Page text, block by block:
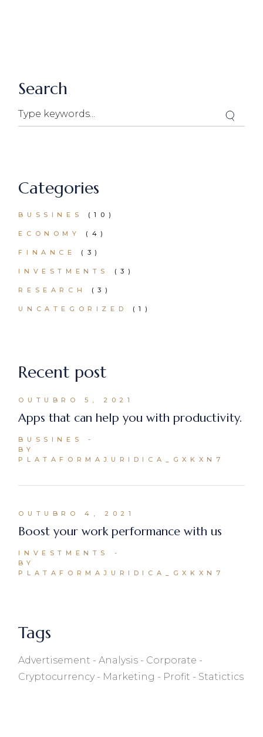
Search
Categories
BUSSINES (10)
ECONOMY (4)
FINANCE (3)
INVESTMENTS (3)
RESEARCH (3)
UNCATEGORIZED (1)
Recent post
OUTUBRO 5, 2021
Apps that can help you with productivity.
BUSSINES
BY
PLATAFORMAJURIDICA_GXKXN7
OUTUBRO 4, 2021
Boost your work performance with us
INVESTMENTS
BY
PLATAFORMAJURIDICA_GXKXN7
Tags
Advertisement Analysis
Corporate
Cryptocurrency
Marketing Profit Statictics